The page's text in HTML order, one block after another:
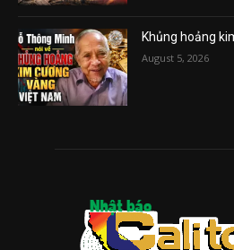
Khủng hoảng
August 5, 2026